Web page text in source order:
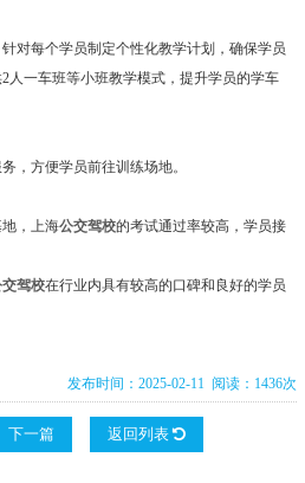
对每个学员制定个性化教学计划，确保学员
人一车班等小班教学模式，提升学员的学车
，方便学员前往训练场地。
，上海公交驾校的考试通过率较高，学员接
驾校在行业内具有较高的口碑和良好的学员
发布时间：2025-02-11 阅读：1436次
下一篇 返回列表